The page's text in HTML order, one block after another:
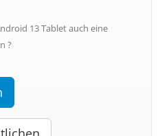
13 Tablet auch eine
?